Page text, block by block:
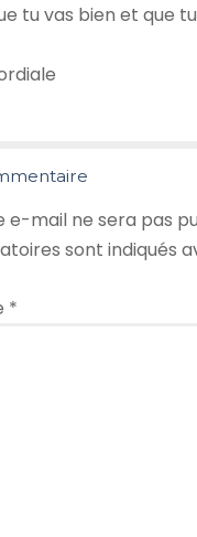
tu vas bien et que
e-mail ne sera pas
sont indiqués
*